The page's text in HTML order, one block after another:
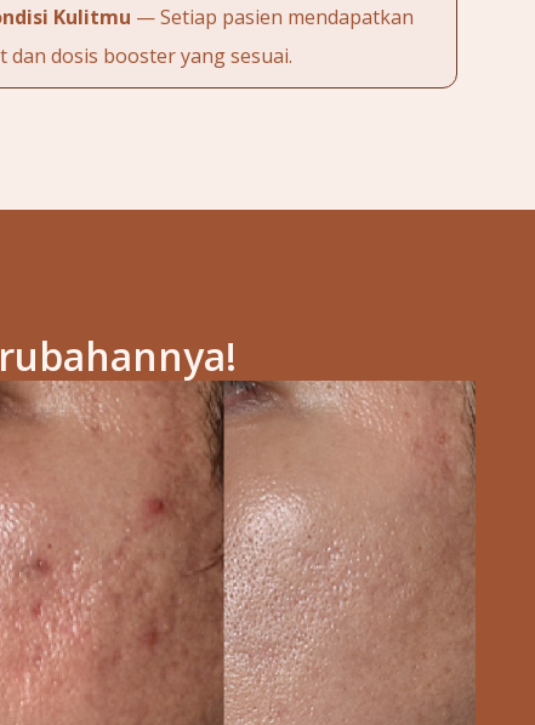
Kulitmu — Setiap pasien mendapatkan
dan dosis booster yang sesuai.